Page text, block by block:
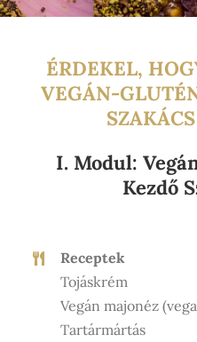
ÉRDEKEL,
VEGÁN-
I. Modul:
Kezdő
Receptek
Tojáskrém
Vegán majonéz
Tartármártás